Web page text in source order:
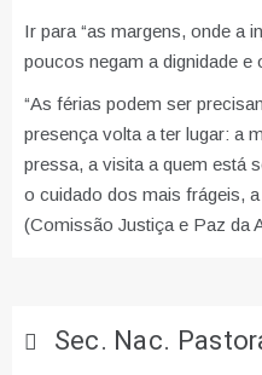
Ir para “as margens, onde a
poucos negam a dignidade e
“As férias podem ser
presença volta a ter lugar: a
pressa, a visita a quem está
o cuidado dos mais frágeis,
(Comissão Justiça e Paz da
Sec. Nac.